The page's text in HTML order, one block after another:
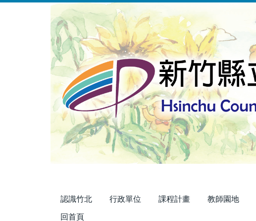
認識竹北 行政單位 課程計畫 教師園地
回首頁